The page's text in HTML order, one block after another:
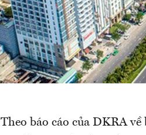
Theo báo cáo của DKRA